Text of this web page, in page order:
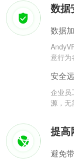
数据
数据
意行为
安全
企业员
源，无
提高
避免